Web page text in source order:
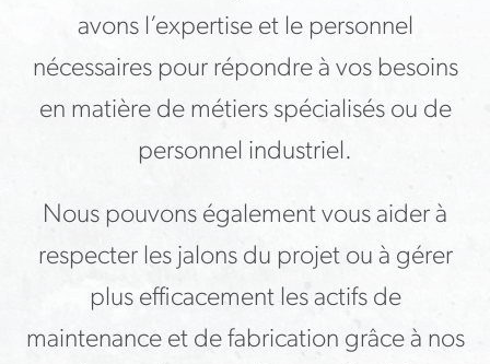
avons l’expertise et le personnel
nécessaires pour répondre à vos besoins
en matière de métiers spécialisés ou de
personnel industriel.
Nous pouvons également vous aider à
respecter les jalons du projet ou à gérer
plus efficacement les actifs de
maintenance et de fabrication grâce à nos